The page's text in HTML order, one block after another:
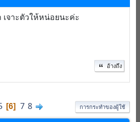
จาะตัวให้หน่อยนะค่ะ
อ้างถึง
6 7 8 การกระทำของผู้ใช้